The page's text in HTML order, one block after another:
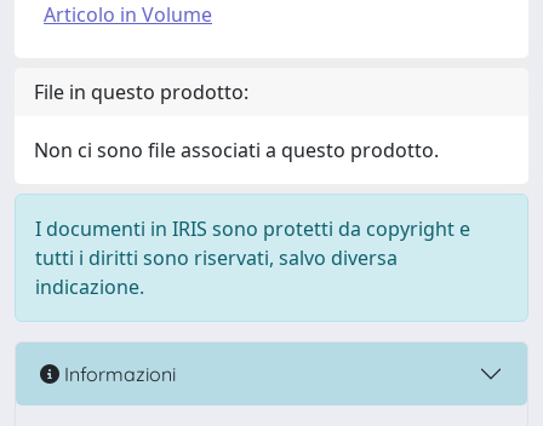
Articolo in Volume
File in questo prodotto:
Non ci sono file associati a questo prodotto.
I documenti in IRIS sono protetti da copyright e
tutti i diritti sono riservati, salvo diversa
indicazione.
Informazioni